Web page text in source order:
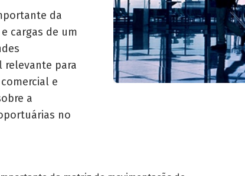
da
cargas de um
relevante para
e
a
no